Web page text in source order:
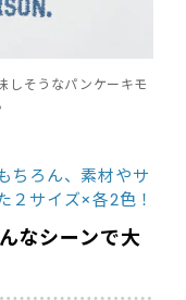
しそうなパンケーキモ
ちろん、素材やサ
２サイズ×各2色！
なシーンで大